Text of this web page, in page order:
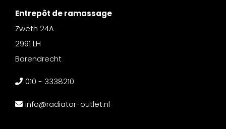
Entrepôt de ramassage
Zweth 24A
2991 LH
Barendrecht
010 - 3338210
info@radiator-outlet.nl